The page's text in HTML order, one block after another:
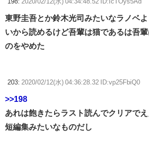
198: 2020/02/12(水) 04:34:48.52 ID:IcTOys5Ad
東野圭吾とか鈴木光司みたいなラノベ
いから読めるけど吾輩は猫であるは吾
のをやめた
203: 2020/02/12(水) 04:36:28.32 ID:vp25FbiQ0
>>198
あれは飽きたらラスト読んでクリアで
短編集みたいなものだし